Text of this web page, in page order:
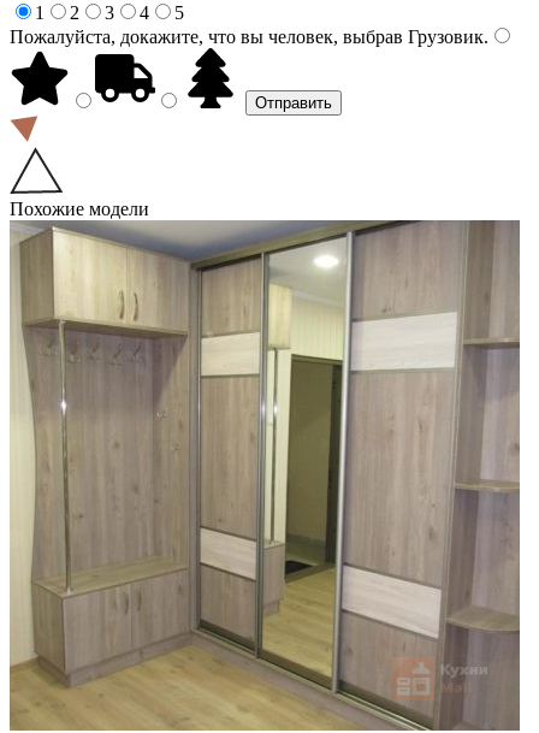
1
2 3 4
5
Пожалуйста, докажите, что вы человек, выбрав Грузовик.
Похожие модели